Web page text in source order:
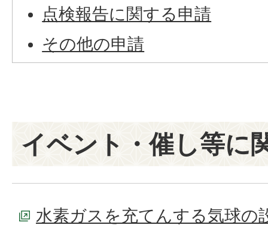
点検報告に関する申請
その他の申請
イベント・催し等に
水素ガスを充てんする気球の